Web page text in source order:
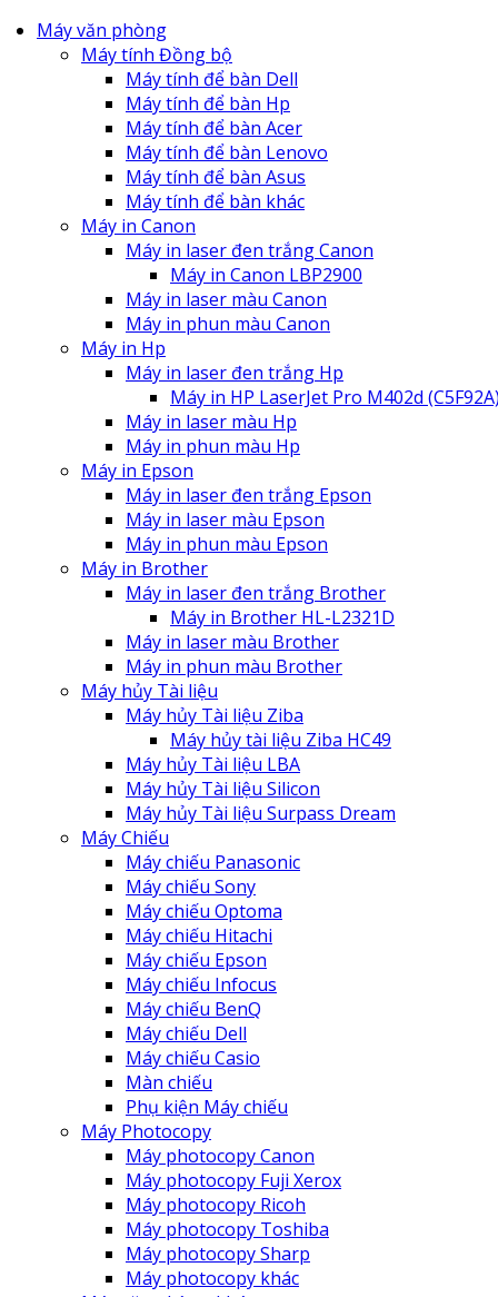
Máy văn phòng
Máy tính Đồng bộ
Máy tính để bàn Dell
Máy tính để bàn Hp
Máy tính để bàn Acer
Máy tính để bàn Lenovo
Máy tính để bàn Asus
Máy tính để bàn khác
Máy in Canon
Máy in laser đen trắng Canon
Máy in Canon LBP2900
Máy in laser màu Canon
Máy in phun màu Canon
Máy in Hp
Máy in laser đen trắng Hp
Máy in HP LaserJet Pro M402d
Máy in laser màu Hp
Máy in phun màu Hp
Máy in Epson
Máy in laser đen trắng Epson
Máy in laser màu Epson
Máy in phun màu Epson
Máy in Brother
Máy in laser đen trắng Brother
Máy in Brother HL-L2321D
Máy in laser màu Brother
Máy in phun màu Brother
Máy hủy Tài liệu
Máy hủy Tài liệu Ziba
Máy hủy tài liệu Ziba HC49
Máy hủy Tài liệu LBA
Máy hủy Tài liệu Silicon
Máy hủy Tài liệu Surpass Dream
Máy Chiếu
Máy chiếu Panasonic
Máy chiếu Sony
Máy chiếu Optoma
Máy chiếu Hitachi
Máy chiếu Epson
Máy chiếu Infocus
Máy chiếu BenQ
Máy chiếu Dell
Máy chiếu Casio
Màn chiếu
Phụ kiện Máy chiếu
Máy Photocopy
Máy photocopy Canon
Máy photocopy Fuji Xerox
Máy photocopy Ricoh
Máy photocopy Toshiba
Máy photocopy Sharp
Máy photocopy khác